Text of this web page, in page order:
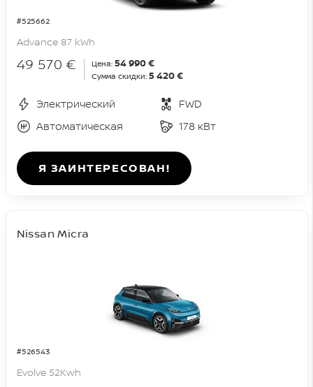
#525662
Advance 87 kWh
49 570 € Цена: 54 990 €
Сумма скидки: 5 420 €
Электрический
FWD
Автоматическая
178 кВт
Я ЗАИНТЕРЕСОВАН!
#526543
Nissan Micra
Evolve 52Kwh